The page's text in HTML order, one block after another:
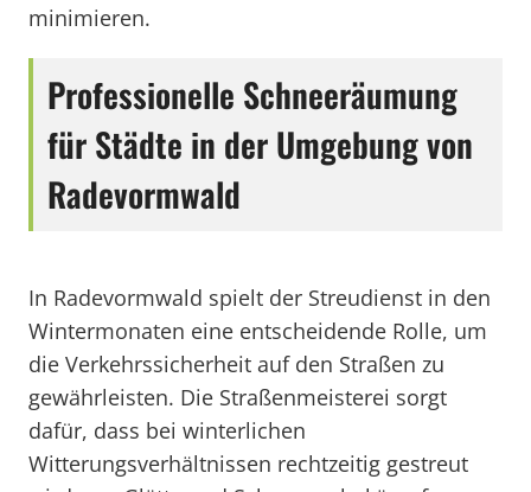
minimieren.
Professionelle Schneeräumung
für Städte in der Umgebung von
Radevormwald
In Radevormwald spielt der Streudienst in den
Wintermonaten eine entscheidende Rolle, um
die Verkehrssicherheit auf den Straßen zu
gewährleisten. Die Straßenmeisterei sorgt
dafür, dass bei winterlichen
Witterungsverhältnissen rechtzeitig gestreut